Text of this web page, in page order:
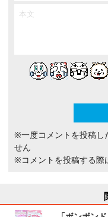
※一度コメントを投稿し
せん
※コメントを投稿する際